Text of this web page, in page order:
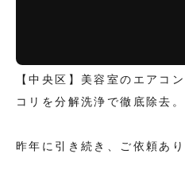
【中央区】美容室のエアコ
コリを分解洗浄で徹底除去。
昨年に引き続き、ご依頼あ